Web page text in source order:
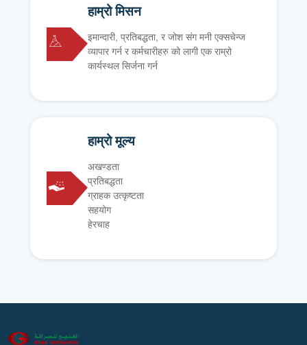
हाम्रो मिसन
इमान्दारी, प्रतिबद्धता, र जोश संग मनी एक्सचेन्ज
व्यापार गर्न र कर्मचारीहरु को लागी एक राम्रो
कार्यस्थल सिर्जना गर्न
हाम्रो मूल्य
अखण्डता
प्रतिबद्धता
ग्राहक उत्कृष्टता
सहयोग
हेरचाह